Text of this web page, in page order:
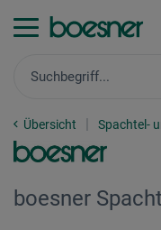
Übersicht Spachtel-
boesner